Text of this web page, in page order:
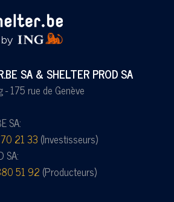
SA & SHELTER PROD SA
- 175 rue de Genève
SA:
21 33 (Investisseurs)
SA:
51 92 (Producteurs)